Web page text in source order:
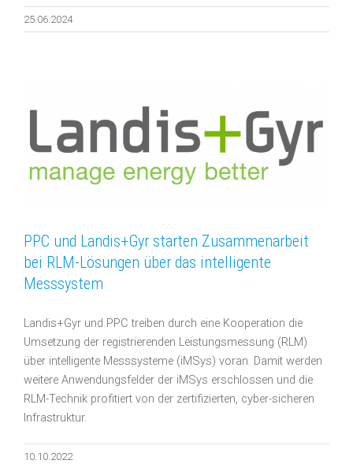
25.06.2024
PPC und Landis+Gyr starten Zusammenarbeit
bei RLM-Lösungen über das intelligente
Messsystem
Landis+Gyr und PPC treiben durch eine Kooperation die
Umsetzung der registrierenden Leistungsmessung (RLM)
über intelligente Messsysteme (iMSys) voran. Damit werden
weitere Anwendungsfelder der iMSys erschlossen und die
RLM-Technik profitiert von der zertifizierten, cyber-sicheren
Infrastruktur.
10.10.2022